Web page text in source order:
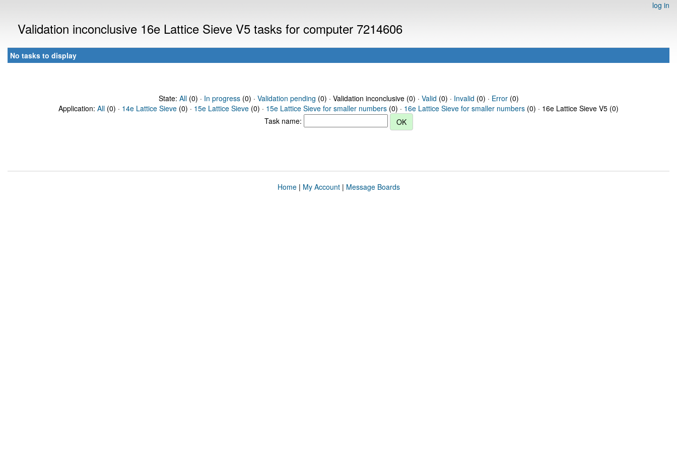
log in
Validation inconclusive 16e Lattice Sieve V5 tasks for computer 7214606
No tasks to display
State: All(0) · In progress(0) · Validation pending (0) · Validation inconclusive (0) · Valid (0) · Invalid (0) · Error(0)
Application: All (0) · 14e Lattice Sieve (0) · 15e Lattice Sieve (0) · 15e Lattice Sieve for smaller numbers (0) · 16e Lattice Sieve for smaller numbers (0) · 16e Lattice Sieve V5 (0)
Task name:
Home| My Account| Message Boards